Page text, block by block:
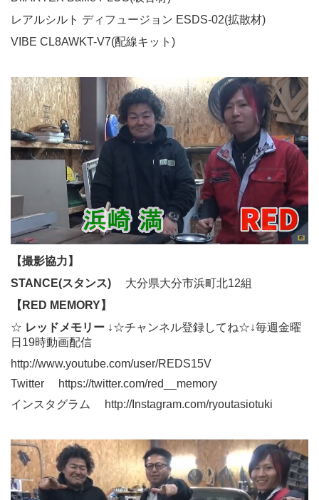
レアルシルト ディフュージョン ESDS-02(拡散材)
VIBE CL8AWKT-V7(配線キット)
【撮影協力】
STANCE(スタンス) 大分県大分市浜町北12組
【RED MEMORY】
☆ レッドメモリー ↓☆チャンネル登録してね☆↓毎週金曜
日19時動画配信
http://www.youtube.com/user/REDS15V
Twitter
https://twitter.com/red__memory
インスタグラム
http://Instagram.com/ryoutasiotuki